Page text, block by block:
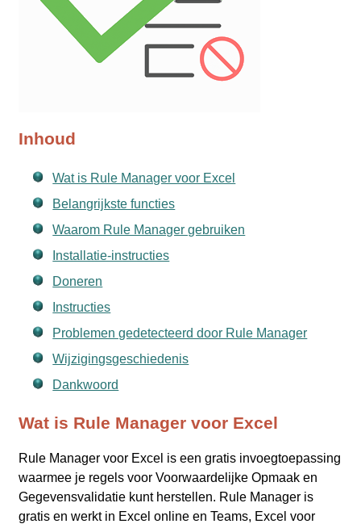
Inhoud
Wat is Rule Manager voor Excel
Belangrijkste functies
Waarom Rule Manager gebruiken
Installatie-instructies
Doneren
Instructies
Problemen gedetecteerd door Rule Manager
Wijzigingsgeschiedenis
Dankwoord
Wat is Rule Manager voor Excel
Rule Manager voor Excel is een gratis invoegtoepassing
waarmee je regels voor Voorwaardelijke Opmaak en
Gegevensvalidatie kunt herstellen. Rule Manager is
gratis en werkt in Excel online en Teams, Excel voor